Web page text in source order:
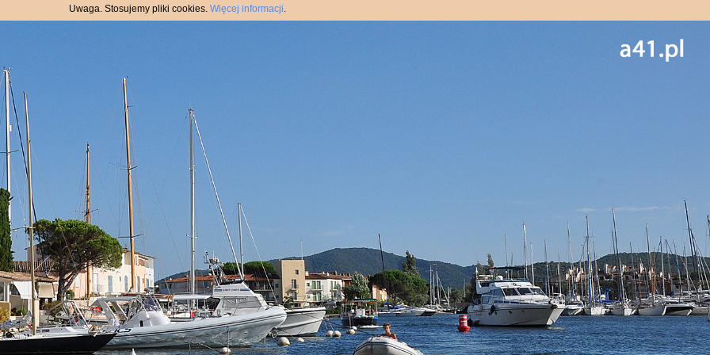
Uwaga. Stosujemy pliki cookies. Więcej informacji.